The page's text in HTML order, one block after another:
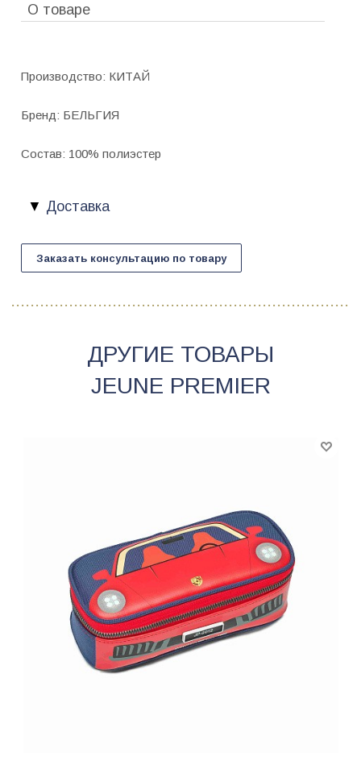
О товаре
Производство: КИТАЙ
Бренд: БЕЛЬГИЯ
Состав: 100% полиэстер
Доставка
Заказать консультацию по товару
ДРУГИЕ ТОВАРЫ
JEUNE PREMIER